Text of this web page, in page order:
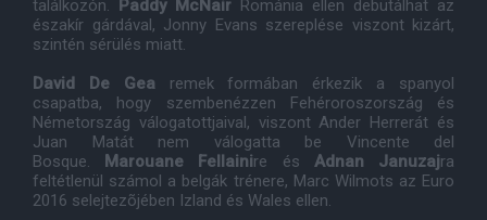
találkozón.
Paddy McNair Románia ellen debütálhat az
északír gárdával, Jonny Evans szereplése viszont kizárt,
szintén sérülés miatt.
David De Gearemek formában érkezik a spanyol
csapatba, hogy szembenézzen Fehéroroszország és
Németország válogatottjaival, viszont Ander Herrerát és
Juan Matát nem válogatta be Vincente del
Bosque.
Marouane Fellainire és Adnan Januzajra
feltétlenül számol a belgák trénere, Marc Wilmots az Euro
2016 selejtezõjében Izland és Wales ellen.